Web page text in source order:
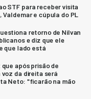
STF para receber visita
Valdemar e cúpula do PL
retorno de Nilvan
e diz que ele
que lado está
após prisão de
da direita será
Neto: "ficarão na mão